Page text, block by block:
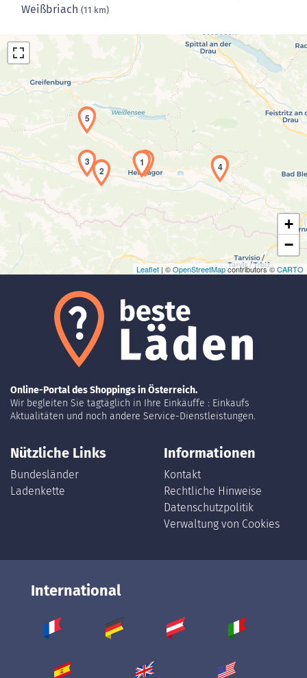
Weißbriach (11 km)
Laden der Karte...
1
2
3 4
5
+
−
Leaflet| ©OpenStreetMapcontributors ©CARTO
Online-Portal des Shoppings in Österreich.
Wir begleiten Sie tagtäglich in Ihre Einkäuffe : Einkaufs
Aktualitäten und noch andere Service-Dienstleistungen.
Nützliche Links
Bundesländer
Ladenkette
Informationen
Kontakt
Rechtliche Hinweise
Datenschutzpolitik
Verwaltung von Cookies
International